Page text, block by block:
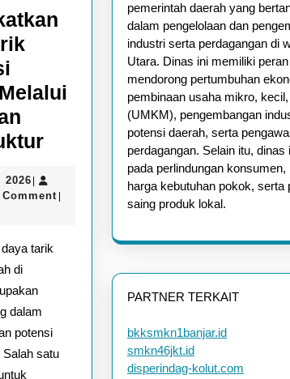
Meningkatkan
Tarik
Investasi
Perbaikan
2026March
30,
|
Comment |
tarik
di
dalam
potensi
satu
pemerintah daerah yang
dalam pengelolaan dan
industri serta perdagangan di
Utara. Dinas ini memiliki
mendorong pertumbuhan
pembinaan usaha mikro,
(UMKM), pengembangan
potensi daerah, serta
perdagangan. Selain itu, dinas
pada perlindungan konsumen,
harga kebutuhan pokok, serta
saing produk lokal.
PARTNER TERKAIT
bkksmkn1banjar.id
smkn46jkt.id
disperindag-kolut.com